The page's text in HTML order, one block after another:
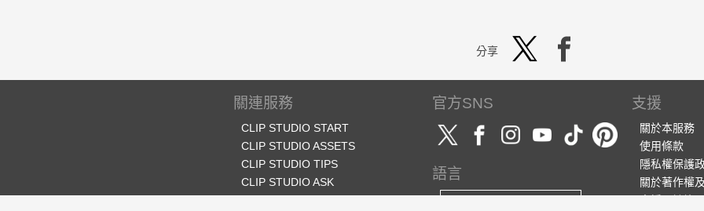
分享
關連服務
CLIP STUDIO START
CLIP STUDIO ASSETS
CLIP STUDIO TIPS
CLIP STUDIO ASK
官方SNS
語言
支援
關於本服務
使用條款
隱私權保護
關於著作權